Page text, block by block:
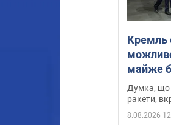
Кремль
майже
Думка, що
ракети,
8.08.2026